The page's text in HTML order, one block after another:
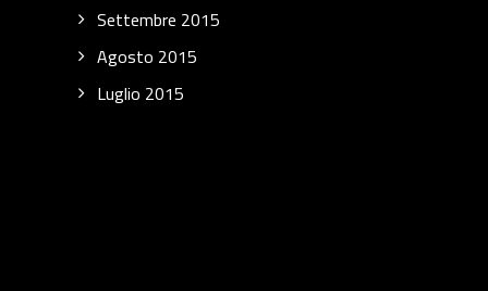
Settembre 2015
Agosto 2015
Luglio 2015